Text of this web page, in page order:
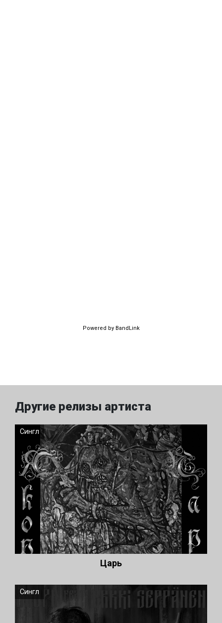
Powered by BandLink
Другие релизы артиста
Сингл
Царь
Сингл